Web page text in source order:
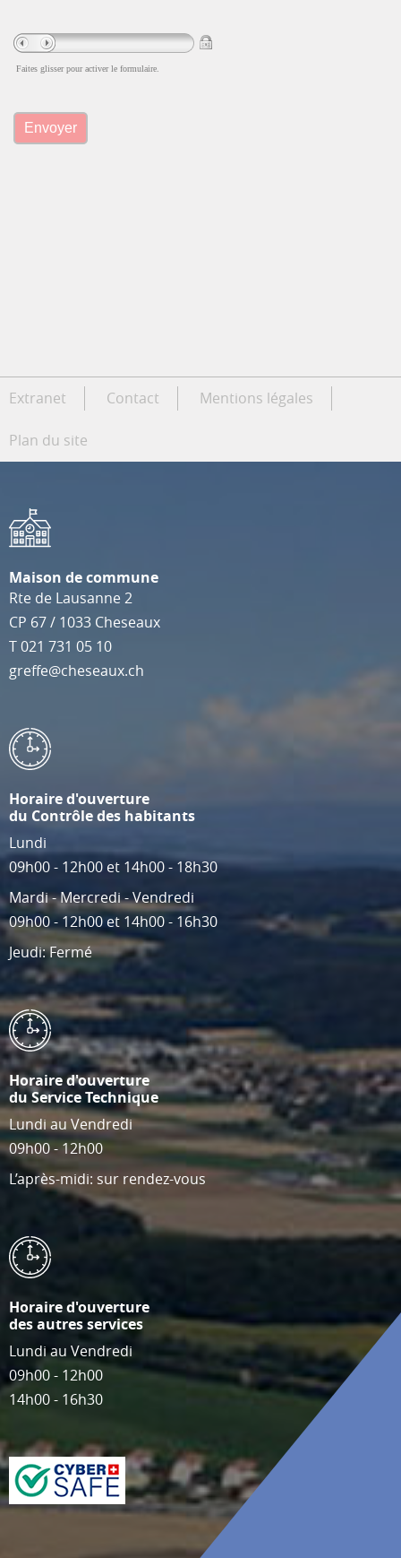
Faites glisser pour activer le formulaire.
Extranet Contact Mentions légales
Plan du site
Maison de commune
Rte de Lausanne 2
CP 67/ 1033 Cheseaux
T021 731 05 10
greffe@cheseaux.ch
Horaire d'ouverture
du Contrôle des habitants
Lundi
09h00 - 12h00 et 14h00 - 18h30
Mardi - Mercredi - Vendredi
09h00 - 12h00 et 14h00 - 16h30
Jeudi: Fermé
Horaire d'ouverture
du Service Technique
Lundi au Vendredi
09h00 - 12h00
L’après-midi: sur rendez-vous
Horaire d'ouverture
des autres services
Lundi au Vendredi
09h00 - 12h00
14h00 - 16h30